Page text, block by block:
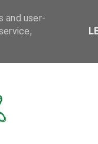
and user-